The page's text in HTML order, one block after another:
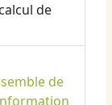
de
de